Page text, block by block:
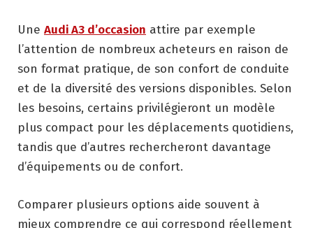
Une Audi A3 d’occasion attire par exemple
l’attention de nombreux acheteurs en raison de
son format pratique, de son confort de conduite
et de la diversité des versions disponibles. Selon
les besoins, certains privilégieront un modèle
plus compact pour les déplacements quotidiens,
tandis que d’autres rechercheront davantage
d’équipements ou de confort.
Comparer plusieurs options aide souvent à
mieux comprendre ce qui correspond réellement